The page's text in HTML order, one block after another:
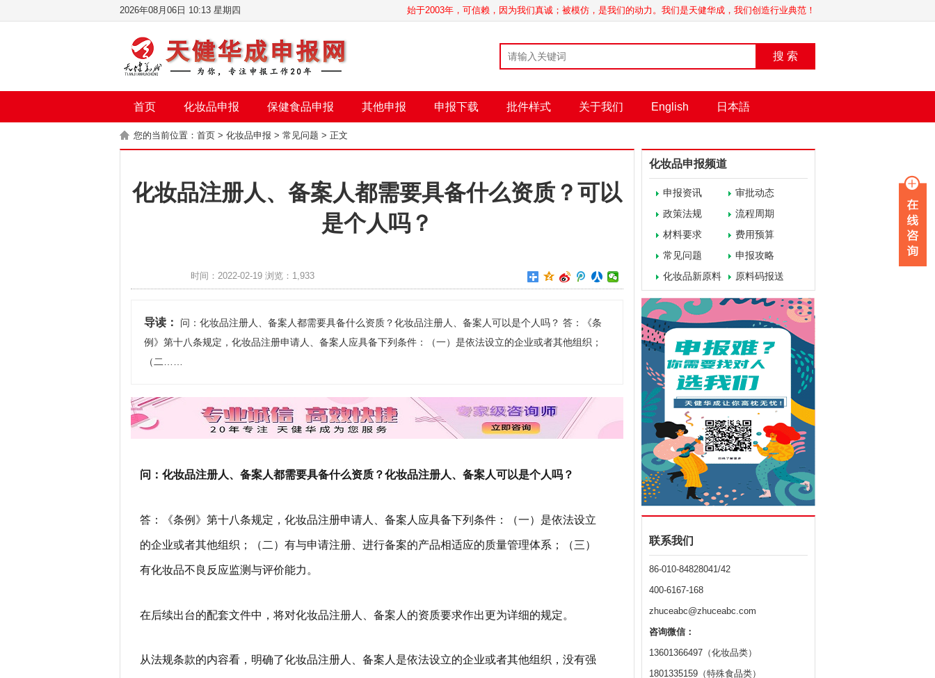
始于2003年，可信赖，因为我们真诚；被模仿，是我们的动力。我们是天健华成，我们创造行业典范！
2026年08月06日 10:13 星期四
搜 索
首页 化妆品申报 保健食品申报 其他申报 申报下载 批件样式 关于我们 English 日本語
您的当前位置： 首页 > 化妆品申报 > 常见问题 > 正文
化妆品注册人、备案人都需要具备什么资质？可以
是个人吗？
时间：2022-02-19 浏览：1,933
导读：
问：化妆品注册人、备案人都需要具备什么资质？化妆品注册人、备案人可以是个人吗？ 答：《条
例》第十八条规定，化妆品注册申请人、备案人应具备下列条件：（一）是依法设立的企业或者其他组织；
（二……
问：化妆品注册人、备案人都需要具备什么资质？化妆品注册人、备案人可以是个人吗？
答：《条例》第十八条规定，化妆品注册申请人、备案人应具备下列条件：（一）是依法设立
的企业或者其他组织；（二）有与申请注册、进行备案的产品相适应的质量管理体系；（三）
有化妆品不良反应监测与评价能力。
在后续出台的配套文件中，将对化妆品注册人、备案人的资质要求作出更为详细的规定。
从法规条款的内容看，明确了化妆品注册人、备案人是依法设立的企业或者其他组织，没有强
化妆品申报频道
申报资讯
审批动态
政策法规
流程周期
材料要求
费用预算
常见问题
申报攻略
化妆品新原料
原料码报送
联系我们
86-010-84828041/42
400-6167-168
zhuceabc@zhuceabc.com
咨询微信：
13601366497（化妆品类）
1801335159（特殊食品类）